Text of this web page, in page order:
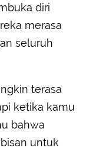
diri
merasa
seluruh
terasa
ketika kamu
bahwa
untuk